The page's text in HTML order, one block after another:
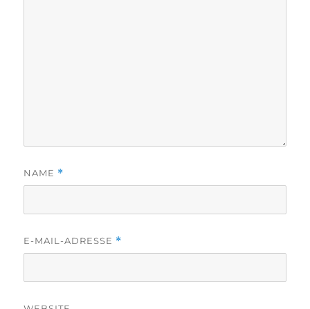
NAME *
E-MAIL-ADRESSE *